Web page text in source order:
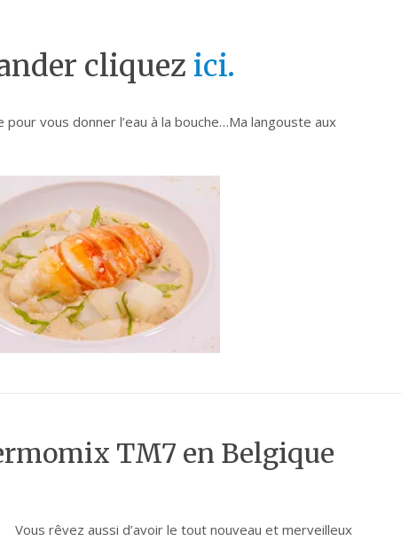
cliquez ici.
vous donner l’eau à la bouche…Ma langouste aux
TM7 en Belgique
Vous rêvez aussi d’avoir le tout nouveau et merveilleux